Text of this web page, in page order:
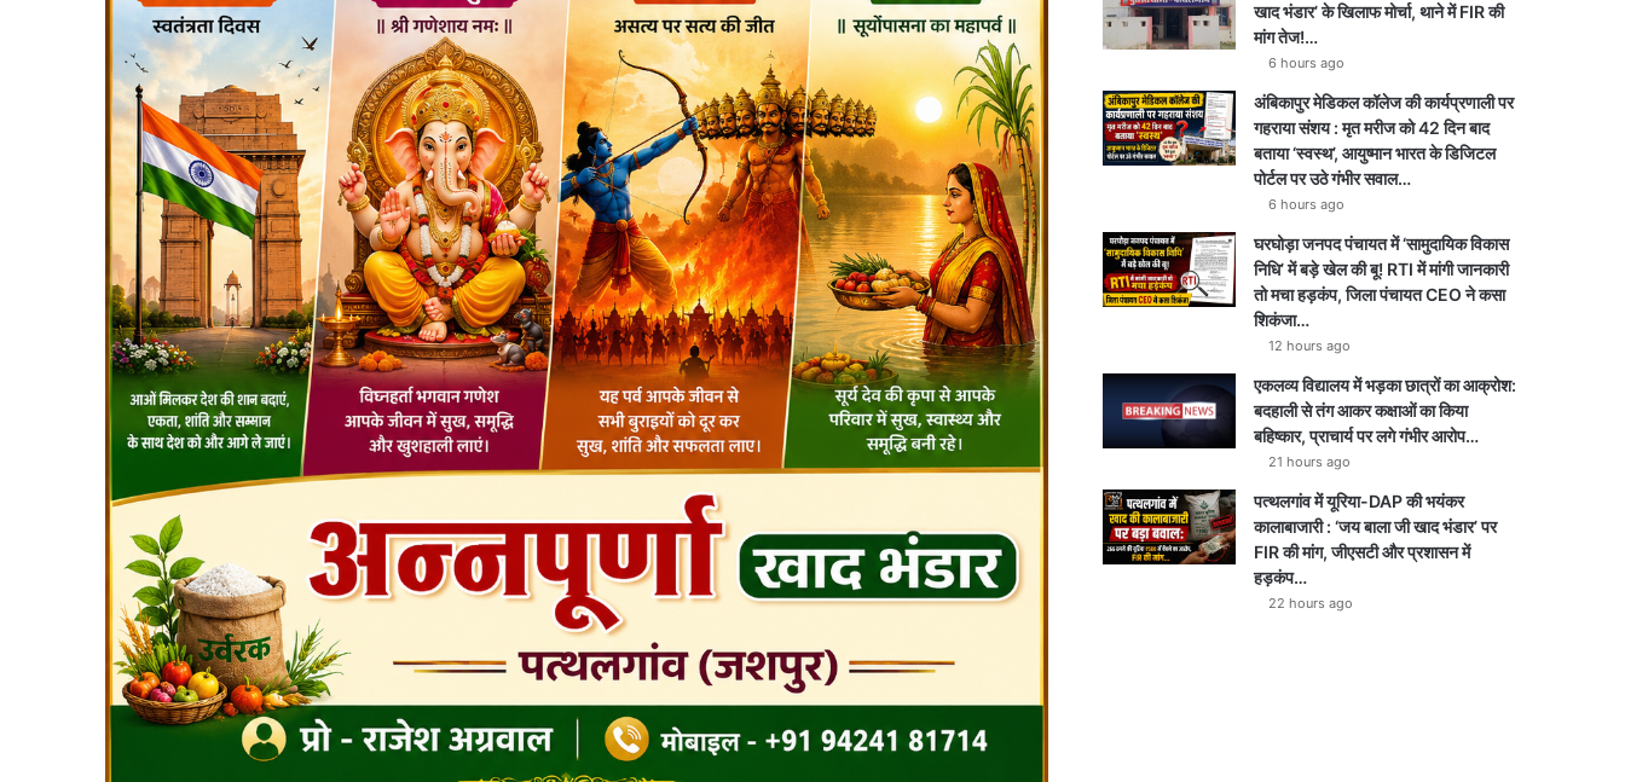
खाद भंडार’ के खिलाफ मोर्चा, थाने में FIR की
मांग तेज!…
6 hours ago
अंबिकापुर मेडिकल कॉलेज की कार्यप्रणाली पर
गहराया संशय : मृत मरीज को 42 दिन बाद
बताया ‘स्वस्थ’, आयुष्मान भारत के डिजिटल
पोर्टल पर उठे गंभीर सवाल…
6 hours ago
घरघोड़ा जनपद पंचायत में ‘सामुदायिक विकास
निधि’ में बड़े खेल की बू! RTI में मांगी जानकारी
तो मचा हड़कंप, जिला पंचायत CEO ने कसा
शिकंजा…
12 hours ago
एकलव्य विद्यालय में भड़का छात्रों का आक्रोश:
बदहाली से तंग आकर कक्षाओं का किया
बहिष्कार, प्राचार्य पर लगे गंभीर आरोप…
21 hours ago
पत्थलगांव में यूरिया-DAP की भयंकर
कालाबाजारी : ‘जय बाला जी खाद भंडार’ पर
FIR की मांग, जीएसटी और प्रशासन में
हड़कंप…
22 hours ago